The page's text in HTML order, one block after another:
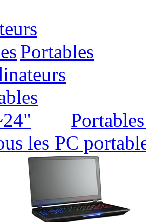
Portables
les PC